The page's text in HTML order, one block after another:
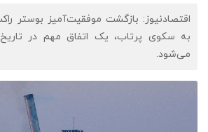
اقتصادنیوز: بازگشت موفقیت‌آمیز بوستر
به سکوی پرتاب، یک اتفاق مهم در
می‌شود.